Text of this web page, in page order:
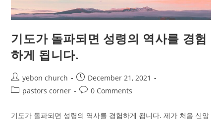
바
뀝
니
기도가 돌파되면 성령의 역사를 경험
하게 됩니다.
Post
author:
yebon church
Post
published:
December 21, 2021
Postpastors corner
Post0 Comments
기도가 돌파되면 성령의 역사를 경험하게 됩니다. 제가 처음 신앙